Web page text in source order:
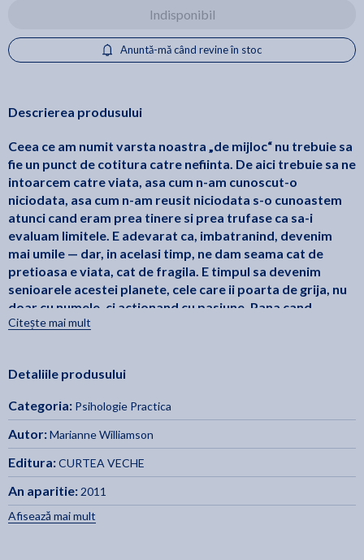
Indisponibil
Anuntă-mă când revine în stoc
Descrierea produsului
Ceea ce am numit varsta noastra „de mijloc“ nu trebuie sa
fie un punct de cotitura catre nefiinta. De aici trebuie sa ne
intoarcem catre viata, asa cum n-am cunoscut-o
niciodata, asa cum n-am reusit niciodata s-o cunoastem
atunci cand eram prea tinere si prea trufase ca sa-i
evaluam limitele. E adevarat ca, imbatranind, devenim
mai umile — dar, in acelasi timp, ne dam seama cat de
pretioasa e viata, cat de fragila. E timpul sa devenim
senioarele acestei planete, cele care ii poarta de grija, nu
doar cu numele, ci actionand cu pasiune. Pana cand
Dumnezeu ne va chema acasa, trebuie sa transformam
in coliziune cu un sentiment al imperiozitatii istoriei. Ochii
dorinta noastra cea mai fierbinte este sa gasim, cumva, o
rezolvare. Cand ne reinnoim legamantul fata de cursul
vietii, acesta ni se reincredinteaza. Cand ne dedicam —
acum, dupa ce ne-am maturizat in sfarsit — unui viitor
care este tot ce poate fi si tot ce trebuie sa fie, ne simtim
iertate pentru un trecut care n-a fost asa cum s-ar fi
cuvenit.
Citește mai mult
Detaliile produsului
Categoria: Psihologie Practica
Autor:Marianne Williamson
Editura:CURTEA VECHE
An aparitie: 2011
Afisează mai mult